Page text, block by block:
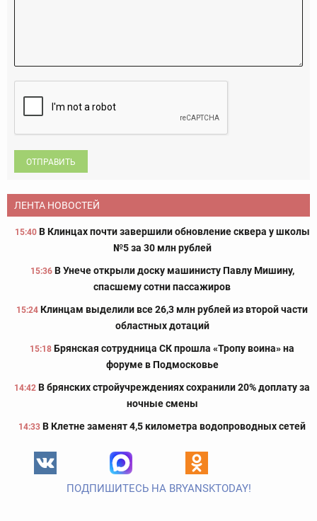
ОТПРАВИТЬ
ЛЕНТА НОВОСТЕЙ
15:40 В Клинцах почти завершили обновление сквера у школы
№5 за 30 млн рублей
15:36 В Унече открыли доску машинисту Павлу Мишину,
спасшему сотни пассажиров
15:24 Клинцам выделили все 26,3 млн рублей из второй части
областных дотаций
15:18 Брянская сотрудница СК прошла «Тропу воина» на
форуме в Подмосковье
14:42 В брянских стройучреждениях сохранили 20% доплату за
ночные смены
14:33 В Клетне заменят 4,5 километра водопроводных сетей
ПОДПИШИТЕСЬ НА BRYANSKTODAY!